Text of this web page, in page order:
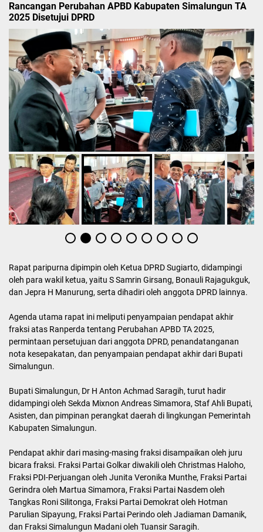
Rancangan Perubahan APBD Kabupaten Simalungun TA
2025 Disetujui DPRD
Rapat paripurna dipimpin oleh Ketua DPRD Sugiarto, didampingi
oleh para wakil ketua, yaitu S Samrin Girsang, Bonauli Rajagukguk,
dan Jepra H Manurung, serta dihadiri oleh anggota DPRD lainnya.
Agenda utama rapat ini meliputi penyampaian pendapat akhir
fraksi atas Ranperda tentang Perubahan APBD TA 2025,
permintaan persetujuan dari anggota DPRD, penandatanganan
nota kesepakatan, dan penyampaian pendapat akhir dari Bupati
Simalungun.
Bupati Simalungun, Dr H Anton Achmad Saragih, turut hadir
didampingi oleh Sekda Mixnon Andreas Simamora, Staf Ahli Bupati,
Asisten, dan pimpinan perangkat daerah di lingkungan Pemerintah
Kabupaten Simalungun.
Pendapat akhir dari masing-masing fraksi disampaikan oleh juru
bicara fraksi. Fraksi Partai Golkar diwakili oleh Christmas Haloho,
Fraksi PDI-Perjuangan oleh Junita Veronika Munthe, Fraksi Partai
Gerindra oleh Martua Simamora, Fraksi Partai Nasdem oleh
Tangkas Roni Silitonga, Fraksi Partai Demokrat oleh Hotman
Parulian Sipayung, Fraksi Partai Perindo oleh Jadiaman Damanik,
dan Fraksi Simalungun Madani oleh Tuansir Saragih.